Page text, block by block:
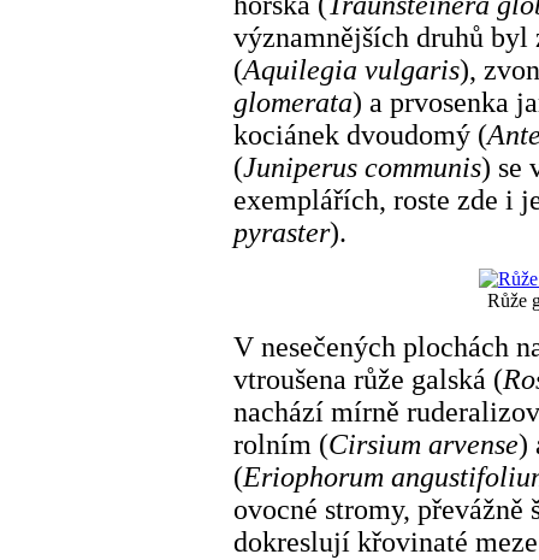
významnějších druhů byl
(Aquilegia vulgaris),
glomerata) a prvosenka
kociánek dvoudomý (
(Juniperus communis) se
exemplářích, roste zde i
pyraster).
Růže
V nesečených plochách
vtroušena růže galská (
nachází mírně
rolním (Cirsium arvense)
(Eriophorum
ovocné stromy,
dokreslují křovinaté